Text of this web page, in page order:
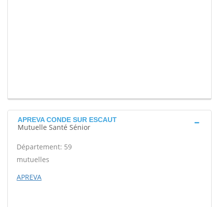
APREVA CONDE SUR ESCAUT
Mutuelle Santé Sénior
Département: 59
mutuelles
APREVA